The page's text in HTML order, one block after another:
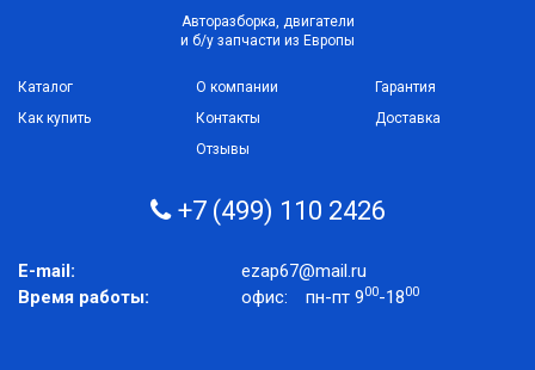
Авторазборка, двигатели
и б/у запчасти из Европы
Каталог
Как купить
О компании
Контакты
Отзывы
Гарантия
Доставка
+7 (499) 110 2426
E-mail:
ezap67@mail.ru
Время работы:
офис: пн-пт 900-1800